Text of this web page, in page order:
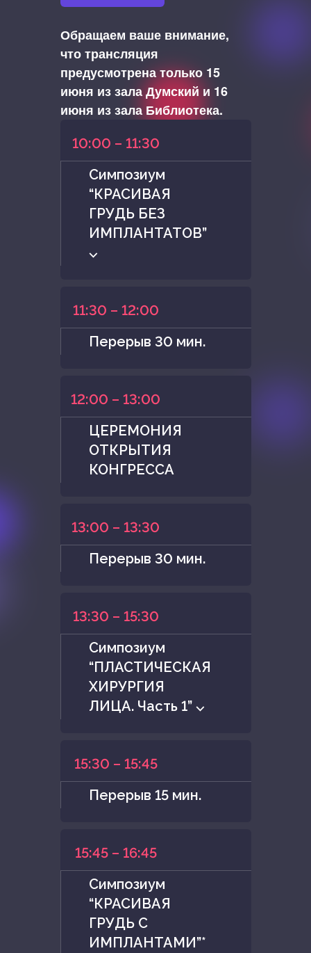
Обращаем ваше внимание,
что трансляция
предусмотренатолько 15
июня из зала Думский и 16
июня из зала Библиотека.
10:00 – 11:30
Симпозиум
“КРАСИВАЯ
ГРУДЬ БЕЗ
ИМПЛАНТАТОВ”
⌵
11:30 – 12:00
Перерыв 30 мин.
12:00 – 13:00
ЦЕРЕМОНИЯ
ОТКРЫТИЯ
КОНГРЕССА
13:00 – 13:30
Перерыв 30 мин.
13:30 – 15:30
Симпозиум
“ПЛАСТИЧЕСКАЯ
ХИРУРГИЯ
ЛИЦА. Часть 1” ⌵
15:30 – 15:45
Перерыв 15 мин.
15:45 – 16:45
Симпозиум
“КРАСИВАЯ
ГРУДЬ С
ИМПЛАНТАМИ”*